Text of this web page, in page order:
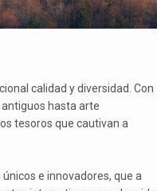
calidad y diversidad. Con
hasta arte
tesoros que cautivan a
e innovadores, que a